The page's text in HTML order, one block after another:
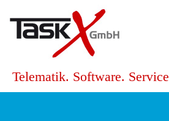
Telematik. Software.